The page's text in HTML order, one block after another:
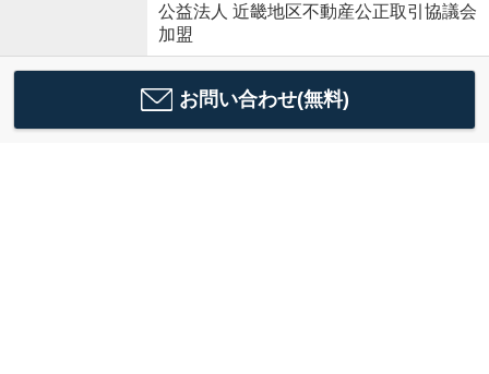
公益法人 近畿地区不動産公正取引協議会
加盟
お問い合わせ(無料)